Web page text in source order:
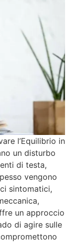
l’Equilibrio in
un disturbo
di testa,
vengono
sintomatici,
un approccio
di agire sulle